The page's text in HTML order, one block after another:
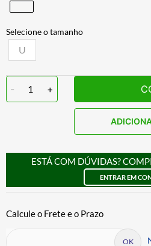
U
- 1 +
ESTÁ COM DÚVIDAS?
ENTRAR EM